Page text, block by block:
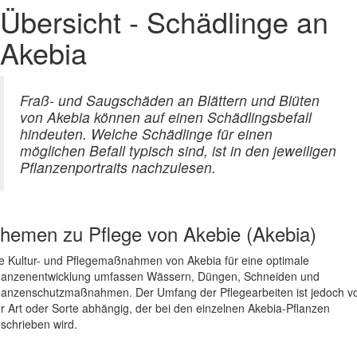
Übersicht - Schädlinge an
Akebia
Fraß- und Saugschäden an Blättern und Blüten
von Akebia können auf einen Schädlingsbefall
hindeuten. Welche Schädlinge für einen
möglichen Befall typisch sind, ist in den jeweiligen
Pflanzenportraits nachzulesen.
zu Pflege von Akebie (Akebia)
Kultur- und Pflegemaßnahmen von Akebia für eine optimale
umfassen Wässern, Düngen, Schneiden und
Der Umfang der Pflegearbeiten ist jedoch
Art oder Sorte abhängig, der bei den einzelnen Akebia-Pflanzen
wird.